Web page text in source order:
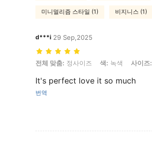
미니멀리즘 스타일 (1) 비지니스 (1)
d***i 29 Sep,2025
전체 맞춤: 정사이즈, 색: 녹색, 사이즈: S
전체 맞춤: 정사이즈 색: 녹색 사이즈:
It's perfect love it so much
번역